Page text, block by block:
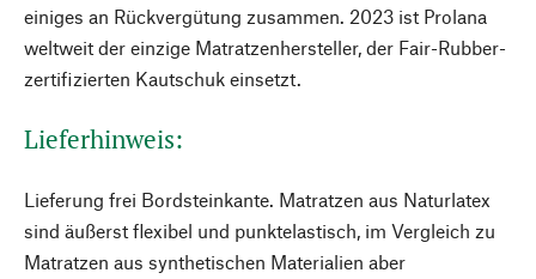
einiges an Rückvergütung zusammen. 2023 ist Prolana
weltweit der einzige Matratzenhersteller, der Fair-Rubber-
zertifizierten Kautschuk einsetzt.
Lieferhinweis:
Lieferung frei Bordsteinkante. Matratzen aus Naturlatex
sind äußerst flexibel und punktelastisch, im Vergleich zu
Matratzen aus synthetischen Materialien aber